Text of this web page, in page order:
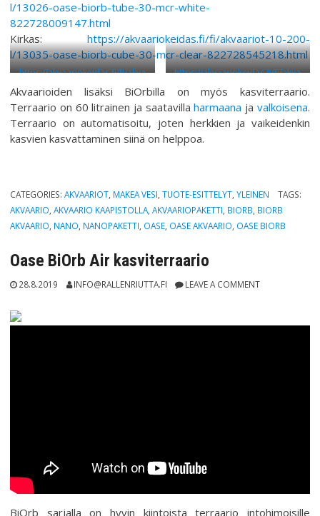
l/13026-oase-biorb-tube-30-mcr-white-
822728009147.html
Kirkas: https://akvaariokeidas.fi/fi/akvaariot-10-200-
l/13035-oase-biorb-cube-30-mcr-clear-822728545218.html
https://akvaariokeidas.fi/fi/akva
ariot-10-200-l/12985-oase-
biorb-flow-30-led-black-
822728005491.html
https://akvaariokeidas.fi/fi/akva
ariot-10-200-l/12999-oase-
biorb-halo-60-led-grey-
822728486160.html
Akvaarioiden lisäksi BiOrbilla on myös kasviterraario.
Terraario on 60 litrainen ja saatavillaharmaana ja valkoisena.
Terraario on automatisoitu, joten herkkien ja vaikeidenkin
kasvien kasvattaminen siinä on helppoa.
CATEGORIES:AKVAARIOT MAKEA VESI ,TUOTE-ESITTELYT ,YLEINEN
TAGS:
AKVAARIO ,AKVAARIO KAAPISTOLLA ,AKVAARIOPAKETTI BIORB BIORB
AKVAARIO NANO NANOPAKETTI OASE OASE AKVAARIO OASE BIORB
Oase BiOrb Air kasviterraario
28.8.2019 INFO@RALLENRIUTTA.FI LEAVE A COMMENT
BiOrb sarjalla on hyvin kiintoista terraario intohimoisille